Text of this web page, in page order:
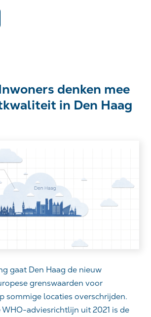
denken mee
in Den Haag
gaat Den Haag de nieuw
grenswaarden voor
sommige locaties overschrijden.
adviesrichtlijn uit 2021 is de